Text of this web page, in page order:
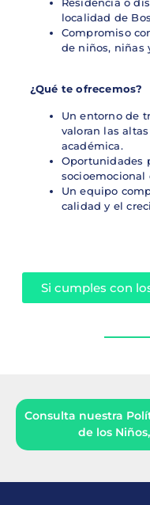
localidad de
Compromiso
de niños, niñas
¿Qué te ofrecemos?
Un entorno de
valoran las
académica.
Oportunidades
socioemocional
Un equipo
calidad y el
Si cumples con
Consulta nuestra
de los